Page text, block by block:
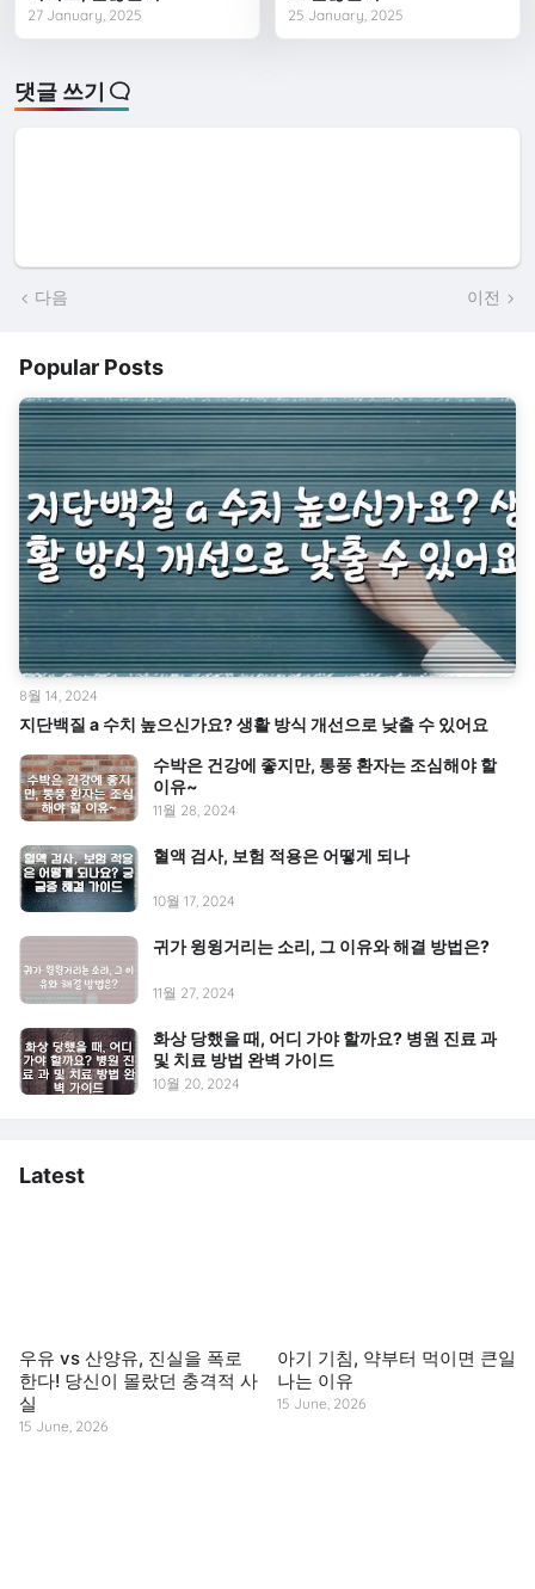
27 January, 2025 25 January, 2025
댓글 쓰기
다음 이전
Popular Posts
지단백질 a 수치 높으신가요? 생활 방식 개선으로 낮출 수 있어요
8월 14, 2024
수박은 건강에 좋지만, 통풍 환자는 조심해야 할
이유~
11월 28, 2024
혈액 검사, 보험 적용은 어떻게 되나
10월 17, 2024
귀가 윙윙거리는 소리, 그 이유와 해결 방법은?
11월 27, 2024
화상 당했을 때, 어디 가야 할까요? 병원 진료 과
및 치료 방법 완벽 가이드
10월 20, 2024
Latest
우유 vs 산양유, 진실을 폭로
한다! 당신이 몰랐던 충격적 사
실
15 June, 2026
아기 기침, 약부터 먹이면 큰일
나는 이유
15 June, 2026